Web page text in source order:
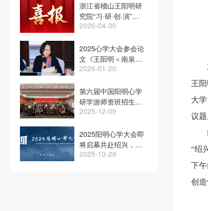
浙江省稽山王阳明研
究院“习·研·创·演”项
目入选2025年度浙江
案例
2026-04-30
2025心学大会参会论
文《王阳明＜南泉庵
漫书＞折叠的历史》
2026-01-20
第六届中国阳明心学
研学游师资班招生简
章
2025-12-09
2025阳明心学大会即
将启幕共赴绍兴，探
寻“心”的力量
2025-10-29
王
大
议
“绍
下
创造